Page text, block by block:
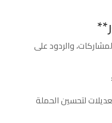
والردود على
لتحسين الحملة